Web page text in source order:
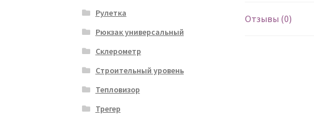
Отзывы (0)
Рулетка
Рюкзак универсальный
Склерометр
Строительный уровень
Тепловизор
Трегер